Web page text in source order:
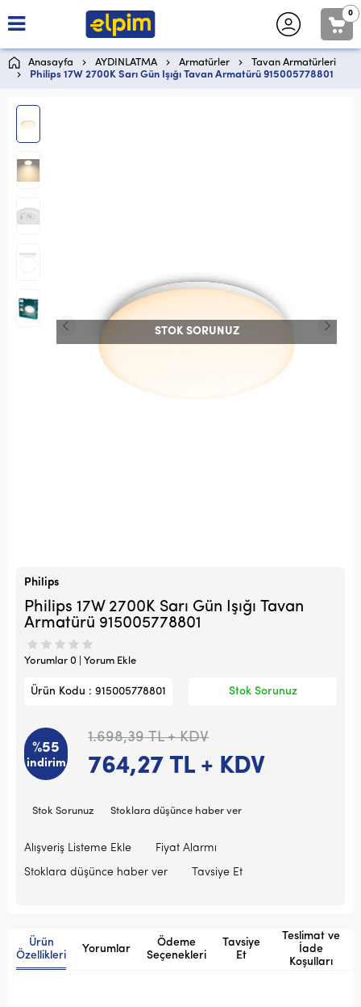
0
Anasayfa AYDINLATMA Armatürler
Tavan Armatürleri
Philips 17W 2700K Sarı Gün Işığı Tavan Armatürü 915005778801
STOK SORUNUZ
Philips
Philips 17W 2700K Sarı Gün Işığı Tavan
Armatürü 915005778801
Yorumlar 0 | Yorum Ekle
Ürün Kodu : 915005778801 Stok Sorunuz
%55
indirim
1.698,39TL + KDV
764,27 TL + KDV
Stok Sorunuz Stoklara düşünce haber ver
Alışveriş Listeme Ekle
Fiyat Alarmı
Stoklara düşünce haber ver
Tavsiye Et
Ürün
Özellikleri
Yorumlar
Ödeme
Seçenekleri
Tavsiye
Et
Teslimat ve
İade
Koşulları